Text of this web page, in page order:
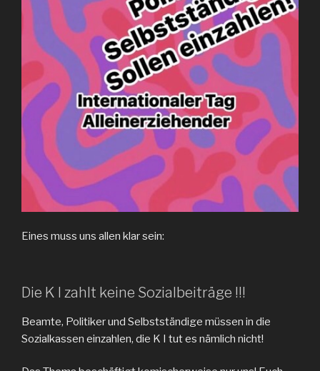
Eines muss uns allen klar sein:
Die K I zahlt keine Sozialbeiträge !!!
Beamte, Politiker und Selbstständige müssen in die
Sozialkassen einzahlen, die K I tut es nämlich nicht!